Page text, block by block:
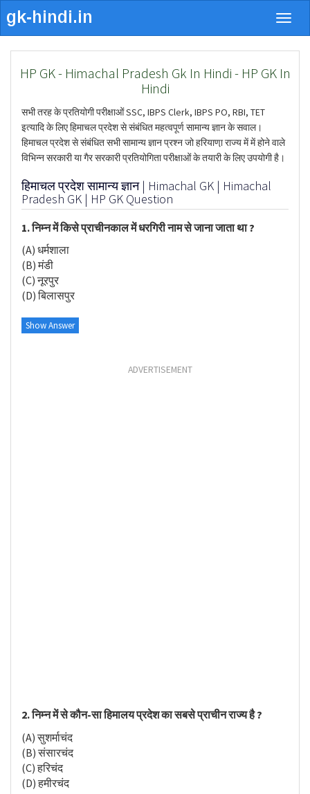
HP GK - Himachal Pradesh Gk In Hindi - HP GK In
Hindi
सभी तरह के प्रतियोगी परीक्षाओं SSC, IBPS Clerk, IBPS PO, RBI, TET
इत्यादि के लिए हिमाचल प्रदेश से संबंधित महत्वपूर्ण सामान्य ज्ञान के सवाल।
हिमाचल प्रदेश से संबंधित सभी सामान्य ज्ञान प्रश्न जो हरियाणा़ राज्य में में होने वाले
विभिन्न सरकारी या गैर सरकारी प्रतियोगिता परीक्षाओं के तयारी के लिए उपयोगी है।
हिमाचल प्रदेश सामान्य ज्ञान | Himachal GK | Himachal
Pradesh GK | HP GK Question
1. निम्न में किसे प्राचीनकाल में धरगिरी नाम से जाना जाता था ?
(A) धर्मशाला
(B) मंडी
(C) नूरपुर
(D) बिलासपुर
Show Answer
ADVERTISEMENT
2. निम्न में से कौन-सा हिमालय प्रदेश का सबसे प्राचीन राज्य है ?
(A) सुशर्माचंद
(B) संसारचंद
(C) हरिचंद
(D) हमीरचंद